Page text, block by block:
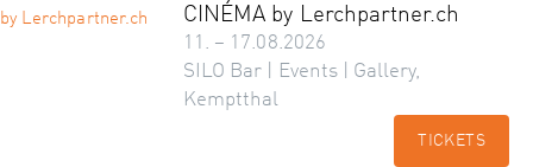
CINÉMA by Lerchpartner.ch
11. – 17.08.2026
SILO Bar | Events | Gallery,
Kemptthal
TICKETS